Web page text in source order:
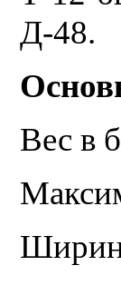
Д-48.
Вес в